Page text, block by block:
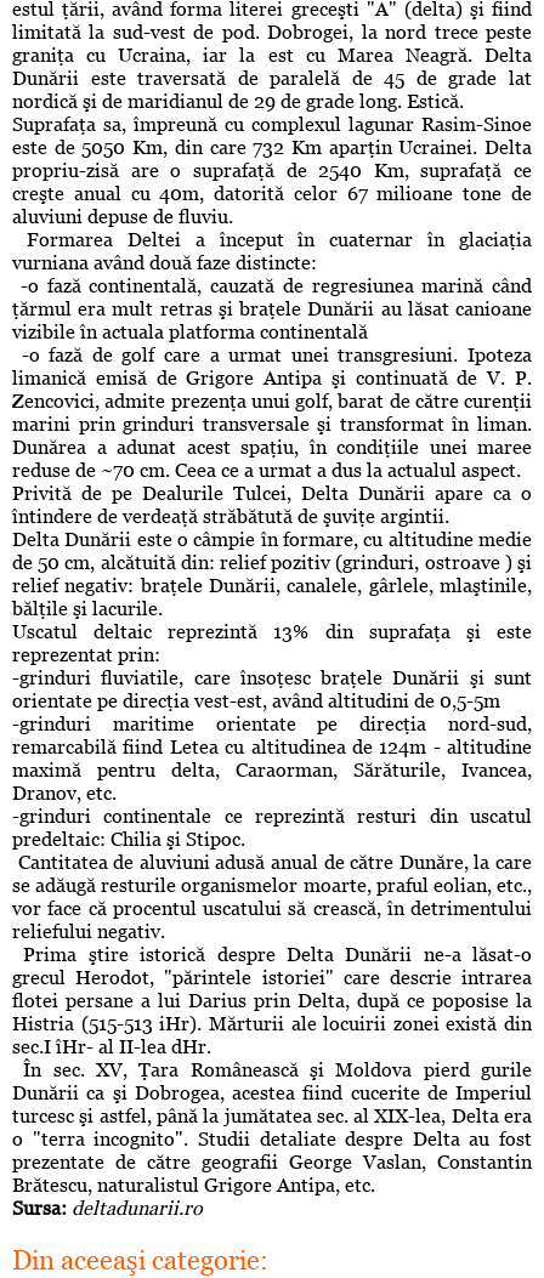
estul ţării, având forma literei greceşti "A" (delta) şi fiind
limitată la sud-vest de pod. Dobrogei, la nord trece peste
graniţa cu Ucraina, iar la est cu Marea Neagră. Delta
Dunării este traversată de paralelă de 45 de grade lat
nordică şi de maridianul de 29 de grade long. Estică.
Suprafaţa sa, împreună cu complexul lagunar Rasim-Sinoe
este de 5050 Km, din care 732 Km aparţin Ucrainei. Delta
propriu-zisă are o suprafaţă de 2540 Km, suprafaţă ce
creşte anual cu 40m, datorită celor 67 milioane tone de
aluviuni depuse de fluviu.
Formarea Deltei a început în cuaternar în glaciaţia
vurniana având două faze distincte:
-o fază continentală, cauzată de regresiunea marină când
ţărmul era mult retras şi braţele Dunării au lăsat canioane
vizibile în actuala platforma continentală
-o fază de golf care a urmat unei transgresiuni. Ipoteza
limanică emisă de Grigore Antipa şi continuată de V. P.
Zencovici, admite prezenţa unui golf, barat de către curenţii
marini prin grinduri transversale şi transformat în liman.
Dunărea a adunat acest spaţiu, în condiţiile unei maree
reduse de ~70 cm. Ceea ce a urmat a dus la actualul aspect.
Privită de pe Dealurile Tulcei, Delta Dunării apare ca o
întindere de verdeaţă străbătută de şuviţe argintii.
Delta Dunării este o câmpie în formare, cu altitudine medie
de 50 cm, alcătuită din: relief pozitiv (grinduri, ostroave ) şi
relief negativ: braţele Dunării, canalele, gârlele, mlaştinile,
bălţile şi lacurile.
Uscatul deltaic reprezintă 13% din suprafaţa şi este
reprezentat prin:
-grinduri fluviatile, care însoţesc braţele Dunării şi sunt
orientate pe direcţia vest-est, având altitudini de 0,5-5m
-grinduri maritime orientate pe direcţia nord-sud,
remarcabilă fiind Letea cu altitudinea de 124m - altitudine
maximă pentru delta, Caraorman, Sărăturile, Ivancea,
Dranov, etc.
-grinduri continentale ce reprezintă resturi din uscatul
predeltaic: Chilia şi Stipoc.
Cantitatea de aluviuni adusă anual de către Dunăre, la care
se adăugă resturile organismelor moarte, praful eolian, etc.,
vor face că procentul uscatului să crească, în detrimentului
reliefului negativ.
Prima ştire istorică despre Delta Dunării ne-a lăsat-o
grecul Herodot, "părintele istoriei" care descrie intrarea
flotei persane a lui Darius prin Delta, după ce poposise la
Histria (515-513 iHr). Mărturii ale locuirii zonei există din
sec.I îHr- al II-lea dHr.
În sec. XV, Ţara Românească şi Moldova pierd gurile
Dunării ca şi Dobrogea, acestea fiind cucerite de Imperiul
turcesc şi astfel, până la jumătatea sec. al XIX-lea, Delta era
o "terra incognito". Studii detaliate despre Delta au fost
prezentate de către geografii George Vaslan, Constantin
Brătescu, naturalistul Grigore Antipa, etc.
Sursa: deltadunarii.ro
Din aceeaşi categorie: